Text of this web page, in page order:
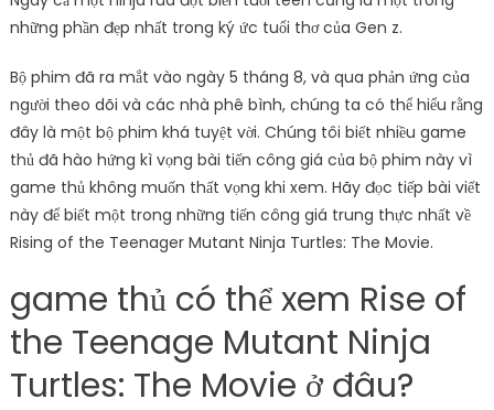
những phần đẹp nhất trong ký ức tuổi thơ của Gen z.
Bộ phim đã ra mắt vào ngày 5 tháng 8, và qua phản ứng của
người theo dõi và các nhà phê bình, chúng ta có thể hiểu rằng
đây là một bộ phim khá tuyệt vời. Chúng tôi biết nhiều game
thủ đã hào hứng kì vọng bài tiến công giá của bộ phim này vì
game thủ không muốn thất vọng khi xem. Hãy đọc tiếp bài viết
này để biết một trong những tiến công giá trung thực nhất về
Rising of the Teenager Mutant Ninja Turtles: The Movie.
game thủ có thể xem Rise of
the Teenage Mutant Ninja
Turtles: The Movie ở đâu?